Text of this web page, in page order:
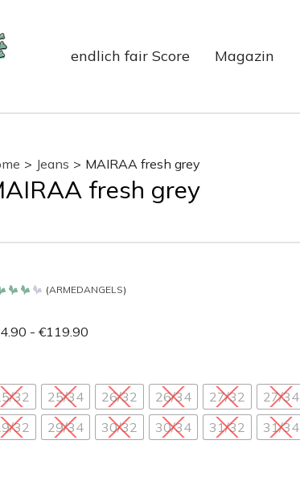
endlich fair Score Magazin
> Jeans > MAIRAA fresh grey
fresh grey
5
(ARMEDANGELS)
- €119.90
32 25/34 26/32 26/34 27/32 27/34
32
29/34 30/32 30/34 31/32 31/34